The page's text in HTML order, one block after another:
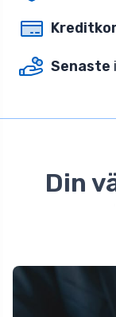
Senaste
Din